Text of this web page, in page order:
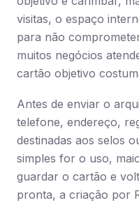
visitas, o espaço
para não
muitos negócios
cartão objetivo
Antes de enviar o
telefone, endereço,
destinadas aos selos
simples for o uso,
guardar o cartão e
pronta, a criação por